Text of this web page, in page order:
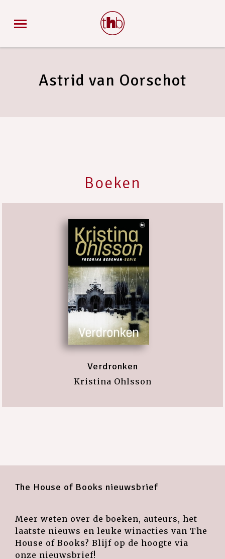
Astrid van Oorschot
Boeken
Verdronken
Kristina Ohlsson
The House of Books nieuwsbrief
Meer weten over de boeken, auteurs, het
laatste nieuws en leuke winacties van The
House of Books? Blijf op de hoogte via
onze nieuwsbrief!